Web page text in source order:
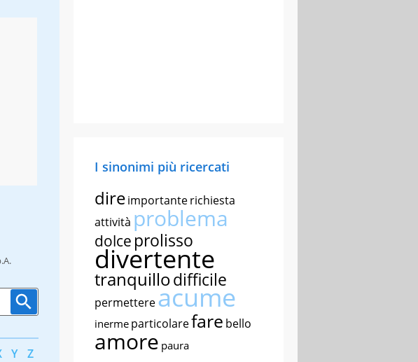
Y Z
I sinonimi più ricercati
direimportanterichiesta
attività problema
dolce prolisso
divertente
tranquillodifficile
permettereacume
inerme particolarefare bello
amore paura